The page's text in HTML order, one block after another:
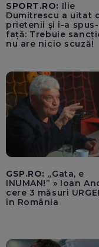
SPORT.RO: Ilie
Dumitrescu a uitat
prietenii și i-a
față: Trebuie
nu are nicio scuză!
GSP.RO: „Gata, e
INUMAN!” » Ioan
cere 3 măsuri
în România